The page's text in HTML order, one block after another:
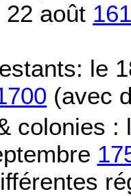
août
le
(avec
colonies